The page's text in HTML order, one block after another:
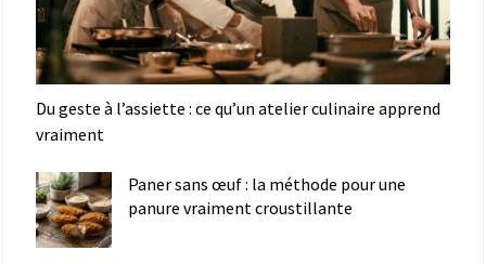
Du geste à l’assiette : ce qu’un atelier culinaire apprend
vraiment
Paner sans œuf : la méthode pour une
panure vraiment croustillante